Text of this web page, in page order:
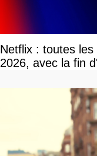
Netflix : toutes
2026, avec la fin